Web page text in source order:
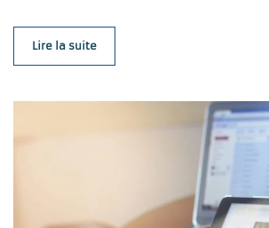
Lire la suite